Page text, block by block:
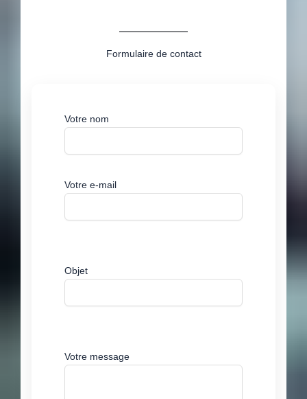
Formulaire de contact
Votre nom
Votre e-mail
Objet
Votre message